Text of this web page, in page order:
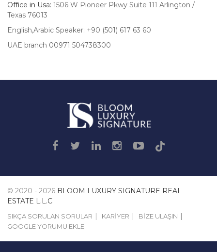
Office in Usa: 1506 W Pioneer Pkwy Suite 111 Arlington /
Texas 76013
English,Arabic Speaker: +90 (501) 617 63 60
UAE branch 00971 504738300
© 2020 - 2026 BLOOM LUXURY SIGNATURE REAL
ESTATE L.L.C
SIKÇA SORULAN SORULAR KARIYER
BIZE ULAŞIN
GOOGLE YORUMU EKLE